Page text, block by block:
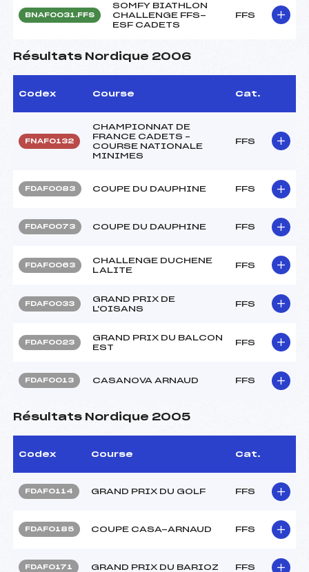
BNAF0031.FFS
SOMFY BIATHLON
CHALLENGE FFS-
ESF CADETS
FFS
Résultats Nordique 2006
Codex Course Cat.
FNAF0132
CHAMPIONNAT DE
FRANCE CADETS –
COURSE NATIONALE
MINIMES
FFS
FDAF0083 COUPE DU DAUPHINE FFS
FDAF0073 COUPE DU DAUPHINE FFS
FDAF0063
CHALLENGE DUCHENE
LALITE
FFS
FDAF0033
GRAND PRIX DE
L'OISANS
FFS
FDAF0023
GRAND PRIX DU BALCON
EST
FFS
FDAF0013 CASANOVA ARNAUD FFS
Résultats Nordique 2005
Codex Course Cat.
FDAF0114 GRAND PRIX DU GOLF FFS
FDAF0185 COUPE CASA-ARNAUD FFS
FDAF0171 GRAND PRIX DU BARIOZ FFS